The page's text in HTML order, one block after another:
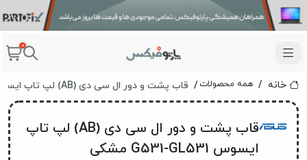
0
خانه همه محصولات قاب پشت و دور ال سی دی (AB) لپ تاپ ایسوس G531-GL531 مشکی
قاب پشت و دور ال سی دی (AB) لپ تاپ
ایسوس G531-GL531 مشکی